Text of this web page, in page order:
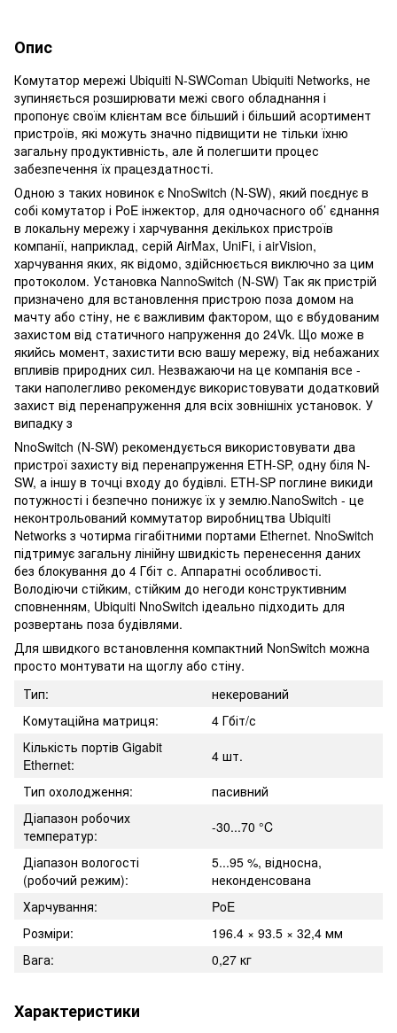
Опис
Комутатор мережі Ubiquiti N-SWComan Ubiquiti Networks, не
зупиняється розширювати межі свого обладнання і
пропонує своїм клієнтам все більший і більший асортимент
пристроїв, які можуть значно підвищити не тільки їхню
загальну продуктивність, але й полегшити процес
забезпечення їх працездатності.
Одною з таких новинок є NnoSwitch (N-SW), який поєднує в
собі комутатор і PoE інжектор, для одночасного об’ єднання
в локальну мережу і харчування декількох пристроїв
компанії, наприклад, серій AirMax, UniFi, і airVision,
харчування яких, як відомо, здійснюється виключно за цим
протоколом. Установка NannoSwitch (N-SW) Так як пристрій
призначено для встановлення пристрою поза домом на
мачту або стіну, не є важливим фактором, що є вбудованим
захистом від статичного напруження до 24Vk. Що може в
якийсь момент, захистити всю вашу мережу, від небажаних
впливів природних сил. Незважаючи на це компанія все -
таки наполегливо рекомендує використовувати додатковий
захист від перенапруження для всіх зовнішніх установок. У
випадку з
NnoSwitch (N-SW) рекомендується використовувати два
пристрої захисту від перенапруження ETH-SP, одну біля N-
SW, а іншу в точці входу до будівлі. ETH-SP поглине викиди
потужності і безпечно понижує їх у землю.NanoSwitch - це
неконтрольований коммутатор виробництва Ubiquiti
Networks з чотирма гігабітними портами Ethernet. NnoSwitch
підтримує загальну лінійну швидкість перенесення даних
без блокування до 4 Гбіт с. Аппаратні особливості.
Володіючи стійким, стійким до негоди конструктивним
сповненням, Ubiquiti NnoSwitch ідеально підходить для
розвертань поза будівлями.
Для швидкого встановлення компактний NonSwitch можна
просто монтувати на щоглу або стіну.
Тип:
некерований
Комутаційна матриця:
4 Гбіт/с
Кількість портів Gigabit
Ethernet:
4 шт.
Тип охолодження:
пасивний
Діапазон робочих
температур:
-30...70 °C
Діапазон вологості
(робочий режим):
5...95 %, відносна,
неконденсована
Харчування:
PoE
Розміри:
196.4 × 93.5 × 32,4 мм
Вага:
0,27 кг
Характеристики